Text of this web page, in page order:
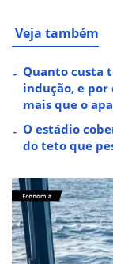
Veja também
Quanto custa
indução, e
mais que o
O estádio
do teto que